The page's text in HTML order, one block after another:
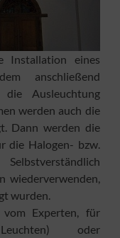
Installation eines
anschließend
Ausleuchtung
werden auch die
Dann werden die
die Halogen- bzw.
wiederverwenden,
wurden.
vom Experten, für
oder